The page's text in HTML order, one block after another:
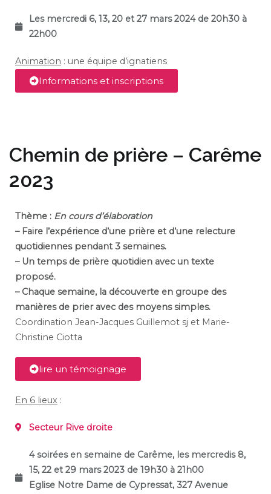
Les mercredi 6, 13, 20 et 27 mars 2024 de 20h30 à
22h00
Animation : une équipe d’ignatiens
Informations et inscriptions
Chemin de prière – Carême
2023
Thème : En cours d’élaboration
– Faire l’expérience d’une prière et d’une relecture
quotidiennes pendant 3 semaines.
– Un temps de prière quotidien avec un texte
proposé.
– Chaque semaine, la découverte en groupe des
manières de prier avec des moyens simples.
Coordination Jean-Jacques Guillemot sj et Marie-
Christine Ciotta
lire un témoignage
En 6 lieux :
Secteur Rive droite
4 soirées en semaine de Carême, les mercredis 8,
15, 22 et 29 mars 2023 de 19h30 à 21h00
Eglise Notre Dame de Cypressat, 327 Avenue